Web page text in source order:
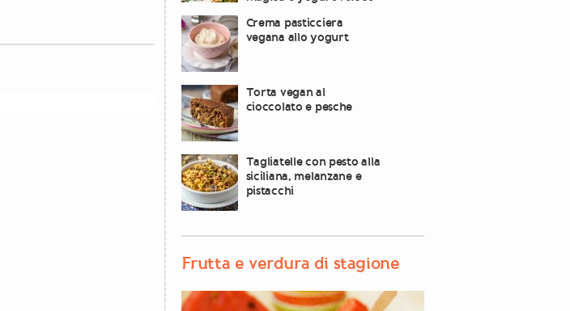
Crema pasticciera
vegana allo yogurt
Torta vegan al
cioccolato e pesche
Tagliatelle con pesto alla
siciliana, melanzane e
pistacchi
Frutta e verdura di stagione